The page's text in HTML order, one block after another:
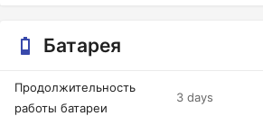
Батарея
Продолжительность
работы батареи
3 days